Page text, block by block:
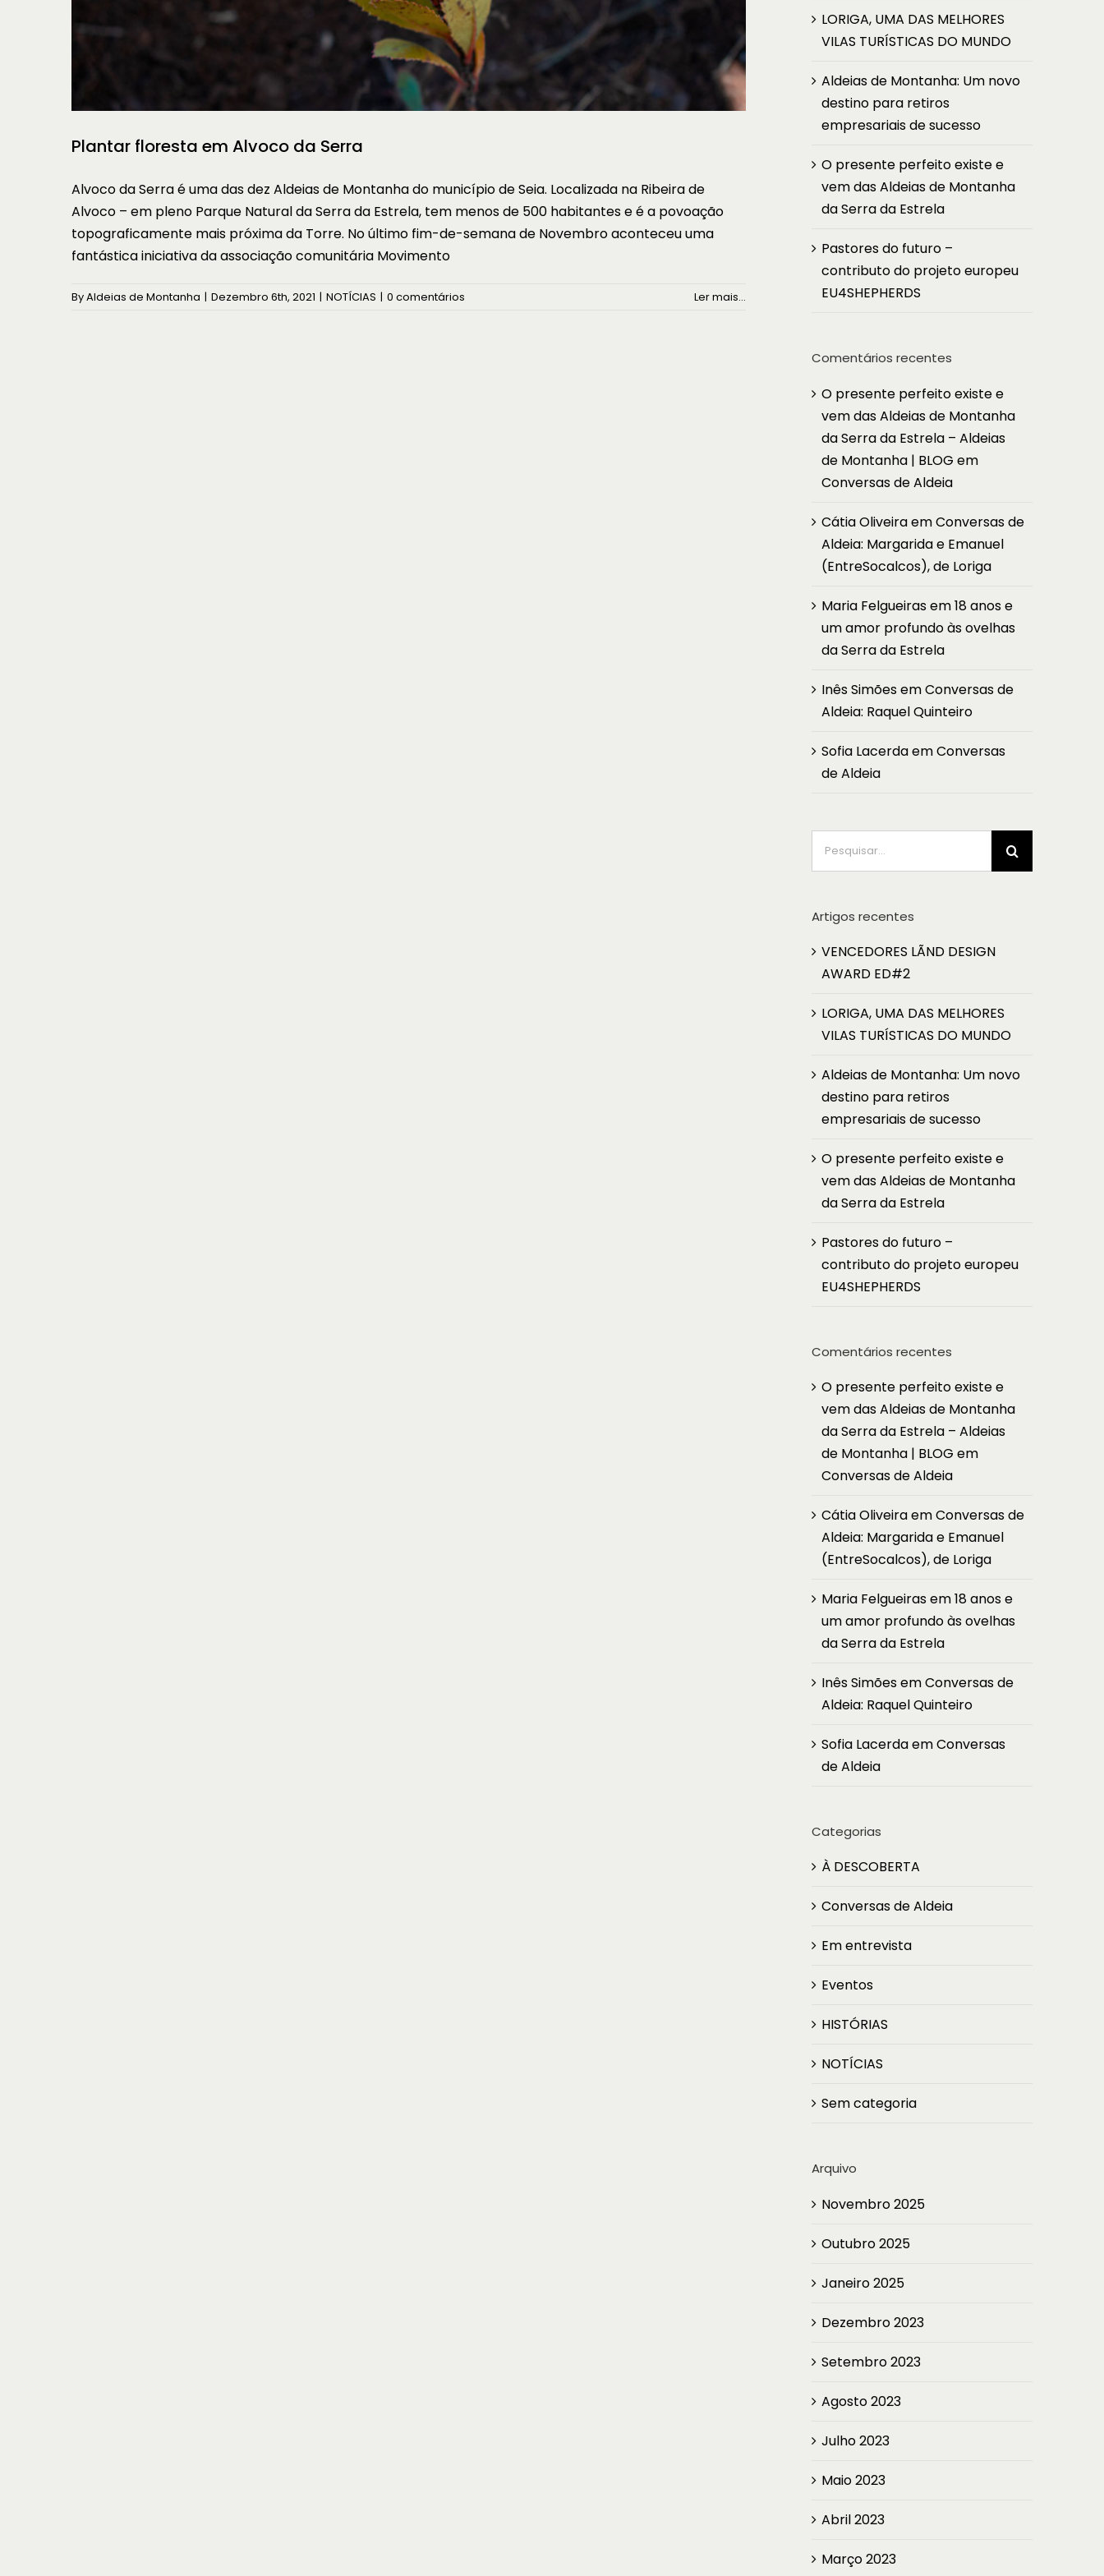
Plantar floresta em Alvoco da Serra
Alvoco da Serra é uma das dez Aldeias de Montanha do município de Seia. Localizada na Ribeira de
Alvoco – em pleno Parque Natural da Serra da Estrela, tem menos de 500 habitantes e é a povoação
topograficamente mais próxima da Torre. No último fim-de-semana de Novembro aconteceu uma
fantástica iniciativa da associação comunitária Movimento
ByAldeias de Montanha | Dezembro 6th, 2021 | NOTÍCIAS | 0 comentários Ler mais...
LORIGA, UMA DAS MELHORES
VILAS TURÍSTICAS DO MUNDO
Aldeias de Montanha: Um novo
destino para retiros
empresariais de sucesso
O presente perfeito existe e
vem das Aldeias de Montanha
da Serra da Estrela
Pastores do futuro –
contributo do projeto europeu
EU4SHEPHERDS
Comentários recentes
O presente perfeito existe e
vem das Aldeias de Montanha
da Serra da Estrela – Aldeias
de Montanha | BLOG em
Conversas de Aldeia
Cátia OliveiraemConversas de
Aldeia: Margarida e Emanuel
(EntreSocalcos), de Loriga
Maria Felgueirasem18 anos e
um amor profundo às ovelhas
da Serra da Estrela
Inês SimõesemConversas de
Aldeia: Raquel Quinteiro
Sofia LacerdaemConversas
de Aldeia
Artigos recentes
VENCEDORES LÃND DESIGN
AWARD ED#2
LORIGA, UMA DAS MELHORES
VILAS TURÍSTICAS DO MUNDO
Aldeias de Montanha: Um novo
destino para retiros
empresariais de sucesso
O presente perfeito existe e
vem das Aldeias de Montanha
da Serra da Estrela
Pastores do futuro –
contributo do projeto europeu
EU4SHEPHERDS
Comentários recentes
O presente perfeito existe e
vem das Aldeias de Montanha
da Serra da Estrela – Aldeias
de Montanha | BLOG em
Conversas de Aldeia
Cátia OliveiraemConversas de
Aldeia: Margarida e Emanuel
(EntreSocalcos), de Loriga
Maria Felgueirasem18 anos e
um amor profundo às ovelhas
da Serra da Estrela
Inês SimõesemConversas de
Aldeia: Raquel Quinteiro
Sofia LacerdaemConversas
de Aldeia
Categorias
À DESCOBERTA
Conversas de Aldeia
Em entrevista
Eventos
HISTÓRIAS
NOTÍCIAS
Sem categoria
Arquivo
Novembro 2025
Outubro 2025
Janeiro 2025
Dezembro 2023
Setembro 2023
Agosto 2023
Julho 2023
Maio 2023
Abril 2023
Março 2023